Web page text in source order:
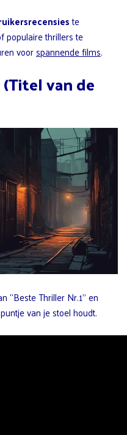
te
populaire thrillers te
voorspannende films.
van de
“Beste Thriller Nr.1” en
van je stoel houdt.